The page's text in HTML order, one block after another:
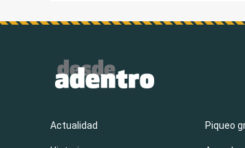
Actualidad Piqueo